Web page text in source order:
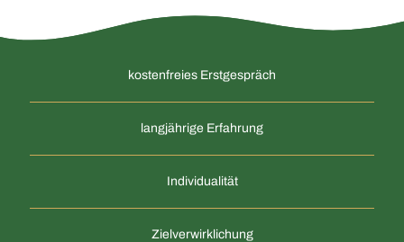
kostenfreies Erstgespräch
langjährige Erfahrung
Individualität
Zielverwirklichung